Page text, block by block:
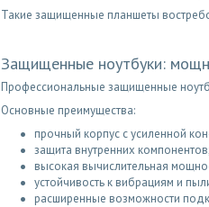
Такие защищенные планшеты
Защищенные ноутбуки:
Профессиональные защищенные
Основные преимущества:
прочный корпус с усиленной
защита внутренних компонентов;
высокая вычислительная
устойчивость к вибрациям и
расширенные возможности